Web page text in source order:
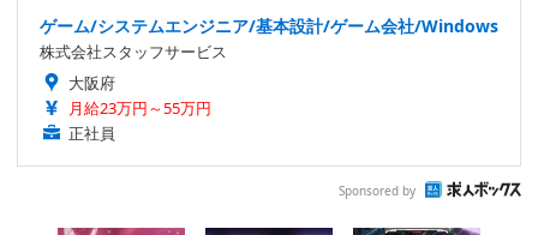
ゲーム/システムエンジニア/基本設計/ゲーム会社/Windows
株式会社スタッフサービス
大阪府
月給23万円～55万円
正社員
Sponsored by